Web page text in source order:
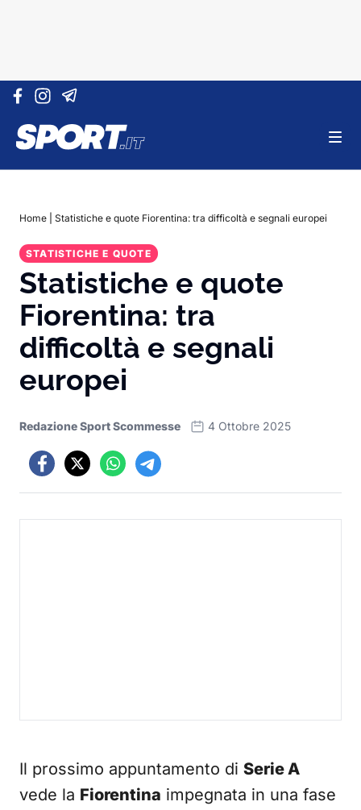
Vai al contenuto
Home Statistiche e quote Fiorentina: tra difficoltà e segnali europei
STATISTICHE E QUOTE
Statistiche e quote
Fiorentina: tra
difficoltà e segnali
europei
Redazione Sport Scommesse 4 Ottobre 2025
Il prossimo appuntamento di Serie A
vede la Fiorentina impegnata in una fase